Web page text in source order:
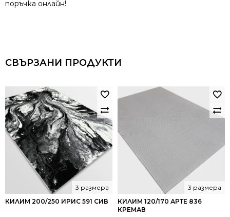
поръчка онлайн!
СВЪРЗАНИ ПРОДУКТИ
КИЛИМ 200/250 ИРИС 591 СИВ
3 размера
КИЛИМ 120/170 АРТЕ 836
КРЕМАВ
3 размера